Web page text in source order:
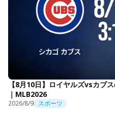
【8月10日】ロイヤルズvsカブ
｜MLB2026
2026/8/9 スポーツ